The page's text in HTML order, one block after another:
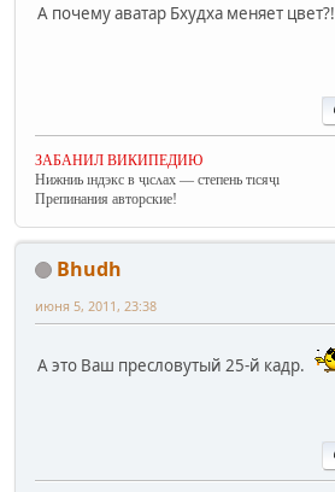
А почему аватар Бхудха меняет цвет?!
ЗАБАНИЛ ВИКИПЕДИЮ
Нижниь ıндэкс в ҷıсʌах — степень тıсяҷı
Препинания авторские!
Bhudh
июня 5, 2011, 23:38
А это Ваш пресловутый 25-й кадр.